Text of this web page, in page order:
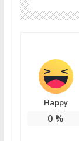
Happy
0 %